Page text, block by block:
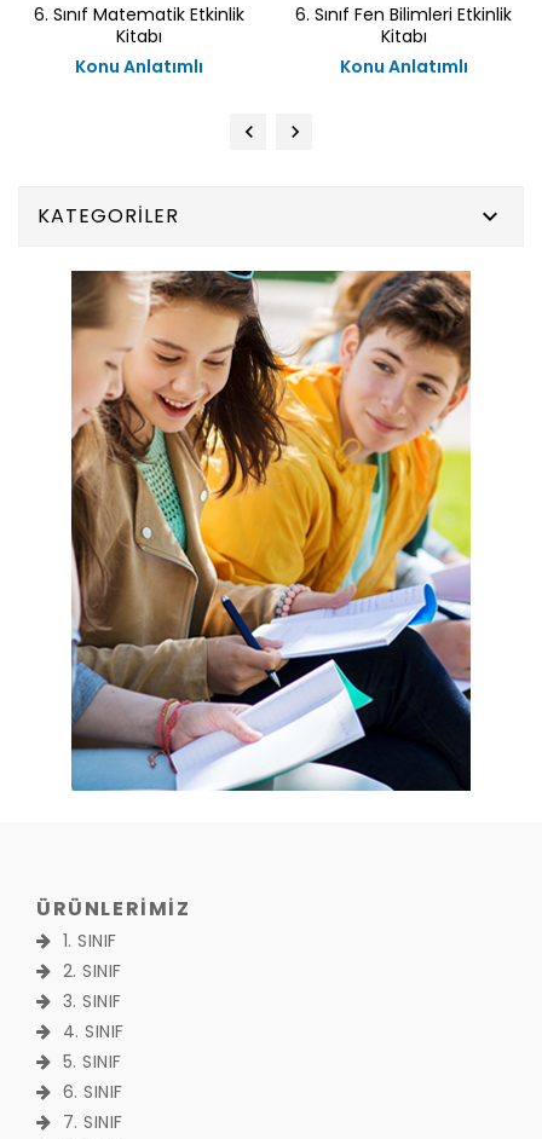
6. Sınıf Matematik Etkinlik
Kitabı
Konu Anlatımlı
6. Sınıf Fen Bilimleri Etkinlik
Kitabı
Konu Anlatımlı
KATEGORILER 
ÜRÜNLERİMİZ
1. SINIF
2. SINIF
3. SINIF
4. SINIF
5. SINIF
6. SINIF
7. SINIF